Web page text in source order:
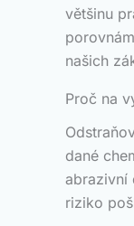
většinu
našich
Proč na
dané
abrazivní
riziko